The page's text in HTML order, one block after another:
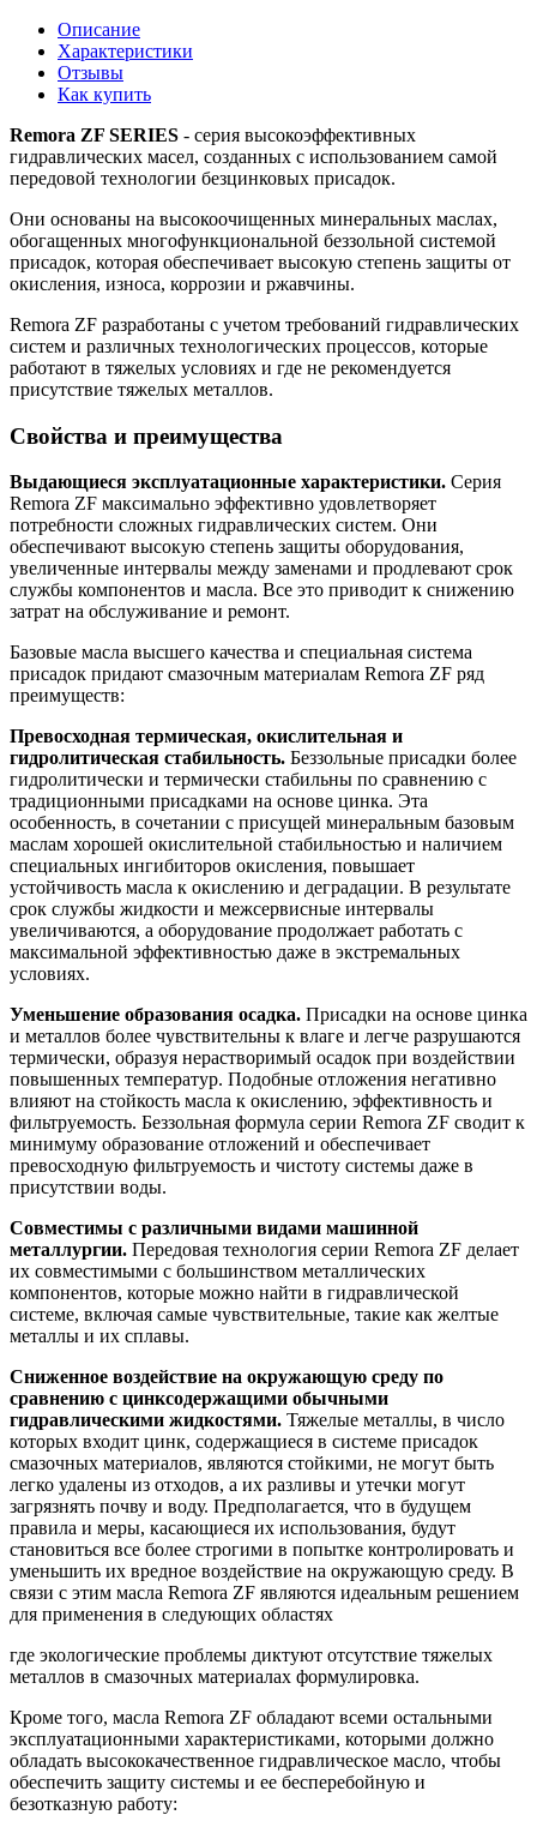
Описание
Характеристики
Отзывы
Как купить
Remora ZF SERIES - серия высокоэффективных
гидравлических масел, созданных с использованием самой
передовой технологии безцинковых присадок.
Они основаны на высокоочищенных минеральных маслах,
обогащенных многофункциональной беззольной системой
присадок, которая обеспечивает высокую степень защиты от
окисления, износа, коррозии и ржавчины.
Remora ZF разработаны с учетом требований гидравлических
систем и различных технологических процессов, которые
работают в тяжелых условиях и где не рекомендуется
присутствие тяжелых металлов.
Свойства и преимущества
Выдающиеся эксплуатационные характеристики. Серия
Remora ZF максимально эффективно удовлетворяет
потребности сложных гидравлических систем. Они
обеспечивают высокую степень защиты оборудования,
увеличенные интервалы между заменами и продлевают срок
службы компонентов и масла. Все это приводит к снижению
затрат на обслуживание и ремонт.
Базовые масла высшего качества и специальная система
присадок придают смазочным материалам Remora ZF ряд
преимуществ:
Превосходная термическая, окислительная и
гидролитическая стабильность. Беззольные присадки более
гидролитически и термически стабильны по сравнению с
традиционными присадками на основе цинка. Эта
особенность, в сочетании с присущей минеральным базовым
маслам хорошей окислительной стабильностью и наличием
специальных ингибиторов окисления, повышает
устойчивость масла к окислению и деградации. В результате
срок службы жидкости и межсервисные интервалы
увеличиваются, а оборудование продолжает работать с
максимальной эффективностью даже в экстремальных
условиях.
Уменьшение образования осадка. Присадки на основе цинка
и металлов более чувствительны к влаге и легче разрушаются
термически, образуя нерастворимый осадок при воздействии
повышенных температур. Подобные отложения негативно
влияют на стойкость масла к окислению, эффективность и
фильтруемость. Беззольная формула серии Remora ZF сводит к
минимуму образование отложений и обеспечивает
превосходную фильтруемость и чистоту системы даже в
присутствии воды.
Совместимы с различными видами машинной
металлургии. Передовая технология серии Remora ZF делает
их совместимыми с большинством металлических
компонентов, которые можно найти в гидравлической
системе, включая самые чувствительные, такие как желтые
металлы и их сплавы.
Сниженное воздействие на окружающую среду по
сравнению с цинксодержащими обычными
гидравлическими жидкостями. Тяжелые металлы, в число
которых входит цинк, содержащиеся в системе присадок
смазочных материалов, являются стойкими, не могут быть
легко удалены из отходов, а их разливы и утечки могут
загрязнять почву и воду. Предполагается, что в будущем
правила и меры, касающиеся их использования, будут
становиться все более строгими в попытке контролировать и
уменьшить их вредное воздействие на окружающую среду. В
связи с этим масла Remora ZF являются идеальным решением
для применения в следующих областях
где экологические проблемы диктуют отсутствие тяжелых
металлов в смазочных материалах формулировка.
Кроме того, масла Remora ZF обладают всеми остальными
эксплуатационными характеристиками, которыми должно
обладать высококачественное гидравлическое масло, чтобы
обеспечить защиту системы и ее бесперебойную и
безотказную работу: